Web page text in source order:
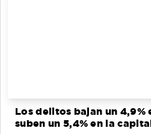
Los delitos bajan un 4,9%
suben un 5,4% en la